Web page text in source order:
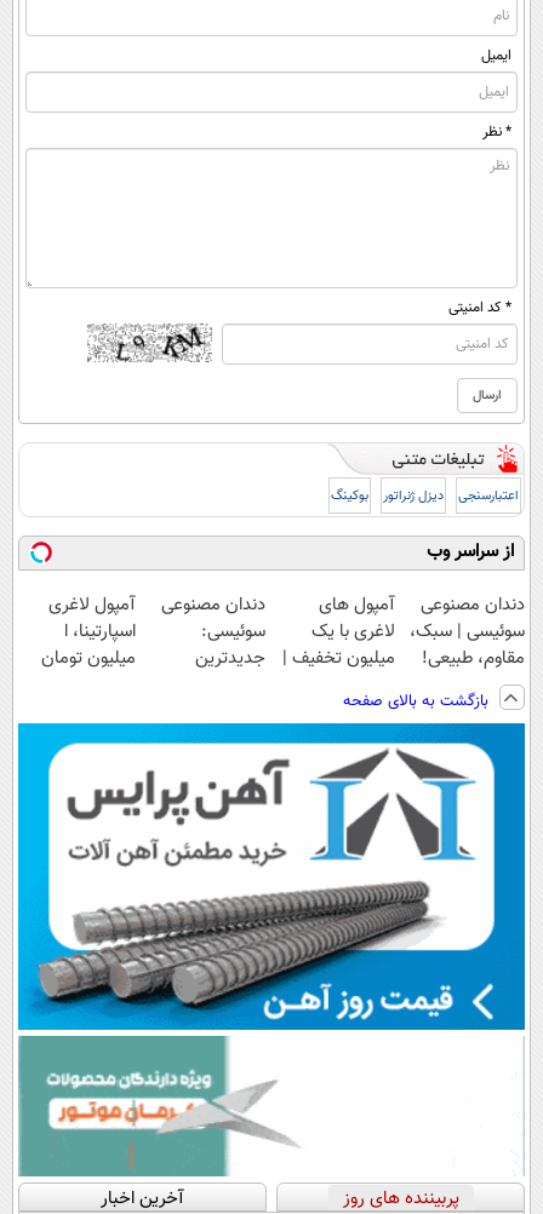
ایمیل
* نظر
* کد امنیتی
اعتبارسنجی دیزل ژنراتور بوکینگ
از سراسر وب
دندان مصنوعی
سوئیسی | سبک،
مقاوم، طبیعی!
ویزیت
رایگان+پرداخت
اقساطی😍
آمپول های
لاغری با یک
میلیون تخفیف |
داروخانه های
معتبر
دندان مصنوعی
سوئیسی:
جدیدترین
پرداخت قسطی
آمپول لاغری
اسپارتینا، ا
میلیون تومان
بازگشت به بالای صفحه
پربیننده های روز آخرین اخبار